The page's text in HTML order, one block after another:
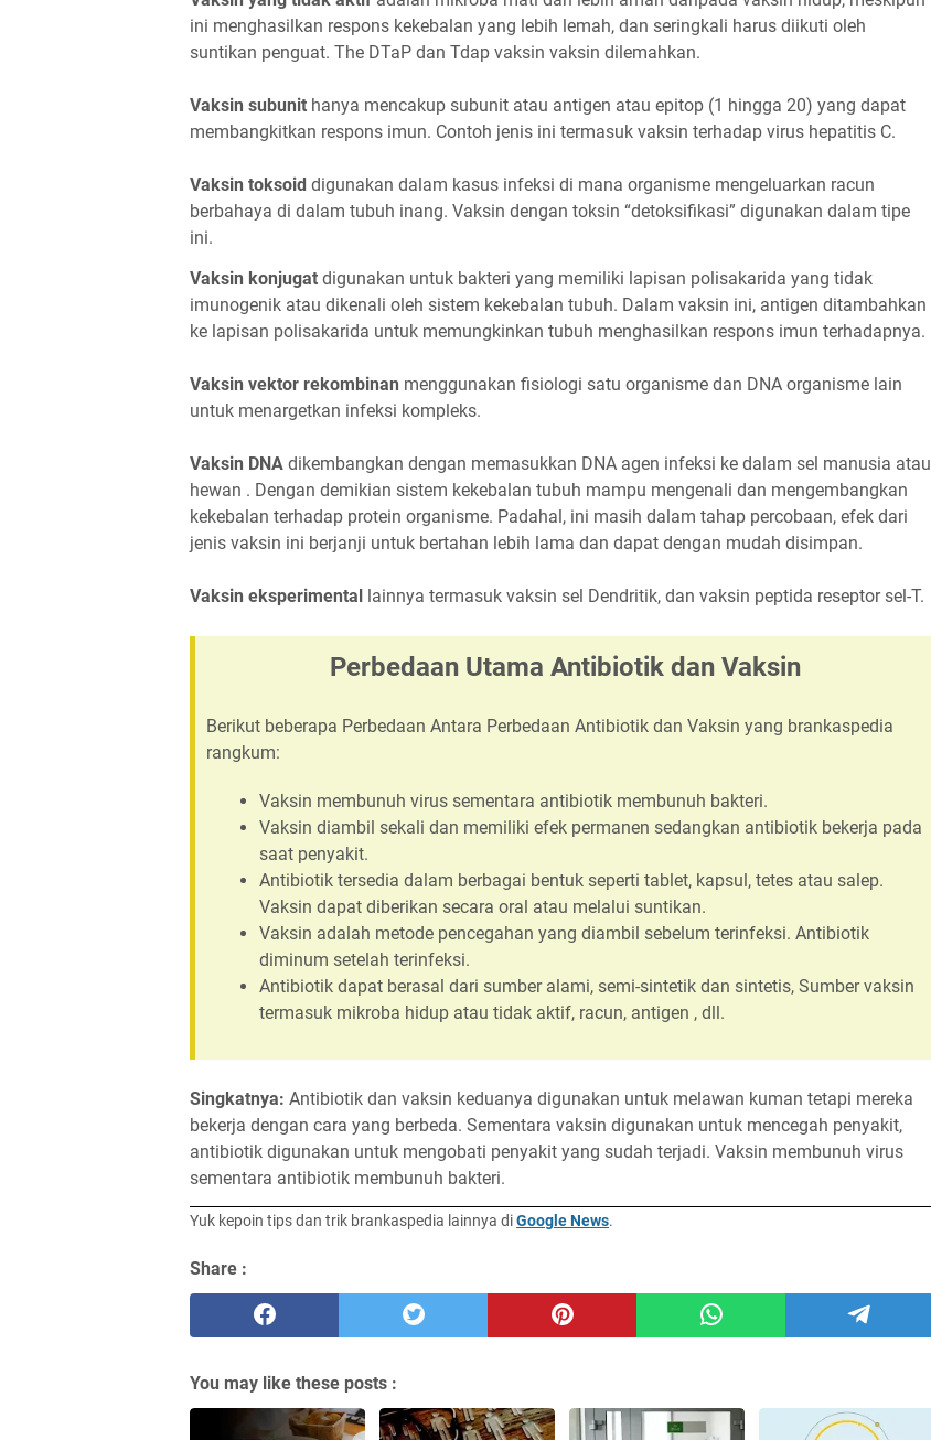
ini menghasilkan respons kekebalan yang lebih lemah, dan seringkali harus diikuti oleh
suntikan penguat. The DTaP dan Tdap vaksin vaksin dilemahkan.
Vaksin subunit hanya mencakup subunit atau antigen atau epitop (1 hingga 20) yang dapat
membangkitkan respons imun. Contoh jenis ini termasuk vaksin terhadap virus hepatitis C.
Vaksin toksoid digunakan dalam kasus infeksi di mana organisme mengeluarkan racun
berbahaya di dalam tubuh inang. Vaksin dengan toksin “detoksifikasi” digunakan dalam tipe
ini.
Vaksin konjugat digunakan untuk bakteri yang memiliki lapisan polisakarida yang tidak
imunogenik atau dikenali oleh sistem kekebalan tubuh. Dalam vaksin ini, antigen ditambahkan
ke lapisan polisakarida untuk memungkinkan tubuh menghasilkan respons imun terhadapnya.
Vaksin vektor rekombinan menggunakan fisiologi satu organisme dan DNA organisme lain
untuk menargetkan infeksi kompleks.
Vaksin DNA dikembangkan dengan memasukkan DNA agen infeksi ke dalam sel manusia atau
hewan . Dengan demikian sistem kekebalan tubuh mampu mengenali dan mengembangkan
kekebalan terhadap protein organisme. Padahal, ini masih dalam tahap percobaan, efek dari
jenis vaksin ini berjanji untuk bertahan lebih lama dan dapat dengan mudah disimpan.
Vaksin eksperimental lainnya termasuk vaksin sel Dendritik, dan vaksin peptida reseptor sel-T.
Perbedaan Utama Antibiotik dan Vaksin
Berikut beberapa Perbedaan Antara Perbedaan Antibiotik dan Vaksin yang brankaspedia
rangkum:
Vaksin membunuh virus sementara antibiotik membunuh bakteri.
Vaksin diambil sekali dan memiliki efek permanen sedangkan antibiotik bekerja pada
saat penyakit.
Antibiotik tersedia dalam berbagai bentuk seperti tablet, kapsul, tetes atau salep.
Vaksin dapat diberikan secara oral atau melalui suntikan.
Vaksin adalah metode pencegahan yang diambil sebelum terinfeksi. Antibiotik
diminum setelah terinfeksi.
Antibiotik dapat berasal dari sumber alami, semi-sintetik dan sintetis, Sumber vaksin
termasuk mikroba hidup atau tidak aktif, racun, antigen , dll.
Singkatnya: Antibiotik dan vaksin keduanya digunakan untuk melawan kuman tetapi mereka
bekerja dengan cara yang berbeda. Sementara vaksin digunakan untuk mencegah penyakit,
antibiotik digunakan untuk mengobati penyakit yang sudah terjadi. Vaksin membunuh virus
sementara antibiotik membunuh bakteri.
Yuk kepoin tips dan trik brankaspedia lainnya diGoogle News.
Share :
You may like these posts :